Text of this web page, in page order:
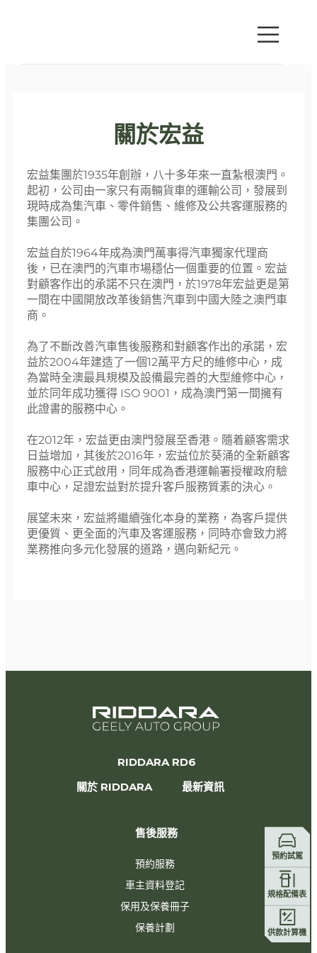
關於宏益
宏益集團於1935年創辦，八十多年來一直紮根澳門。
起初，公司由一家只有兩輛貨車的運輸公司，發展到
現時成為集汽車、零件銷售、維修及公共客運服務的
集團公司。
宏益自於1964年成為澳門萬事得汽車獨家代理商
後，已在澳門的汽車巿場穩佔一個重要的位置。宏益
對顧客作出的承諾不只在澳門，於1978年宏益更是第
一間在中國開放改革後銷售汽車到中國大陸之澳門車
商。
為了不斷改善汽車售後服務和對顧客作出的承諾，宏
益於2004年建造了一個12萬平方尺的維修中心，成
為當時全澳最具規模及設備最完善的大型維修中心，
並於同年成功獲得 ISO 9001，成為澳門第一間擁有
此證書的服務中心。
在2012年，宏益更由澳門發展至香港。隨着顧客需求
日益增加，其後於2016年，宏益位於葵涌的全新顧客
服務中心正式啟用，同年成為香港運輸署授權政府驗
車中心，足證宏益對於提升客戶服務質素的決心。
展望未來，宏益將繼續強化本身的業務，為客戶提供
更優質、更全面的汽車及客運服務，同時亦會致力將
業務推向多元化發展的道路，邁向新紀元。
預約試駕
規格配備表
供款計算機
RIDDARA RD6
關於 RIDDARA
最新資訊
售後服務
預約服務
車主資料登記
保用及保養冊子
保養計劃